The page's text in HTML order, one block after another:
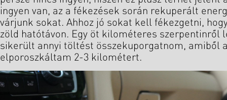
ingyen van, az a fékezések során rekuperált
várjunk sokat. Ahhoz jó sokat kell fékezgetni,
zöld hatótávon. Egy öt kilométeres szerpentinről
sikerült annyi töltést összekuporgatnom, amiből
elporoszkáltam 2-3 kilométert.